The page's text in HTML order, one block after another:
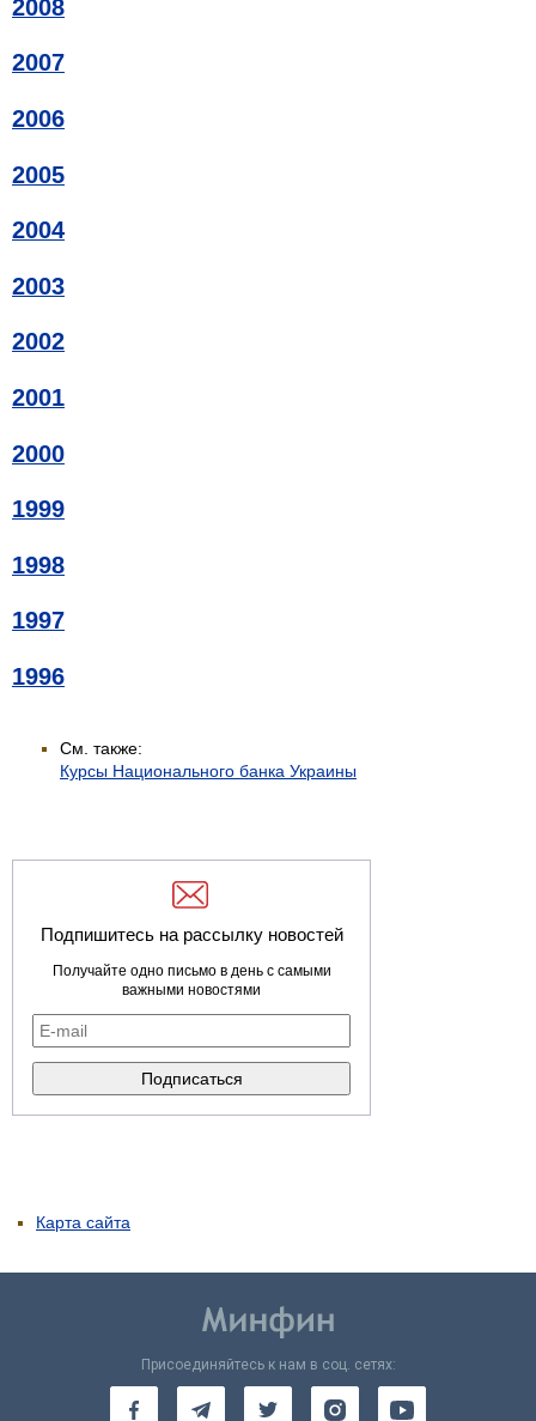
2008
2007
2006
2005
2004
2003
2002
2001
2000
1999
1998
1997
1996
См. также:
Курсы Национального банка Украины
Подпишитесь на рассылку новостей
Получайте одно письмо в день с самыми
важными новостями
Карта сайта
Присоединяйтесь к нам в соц. сетях: